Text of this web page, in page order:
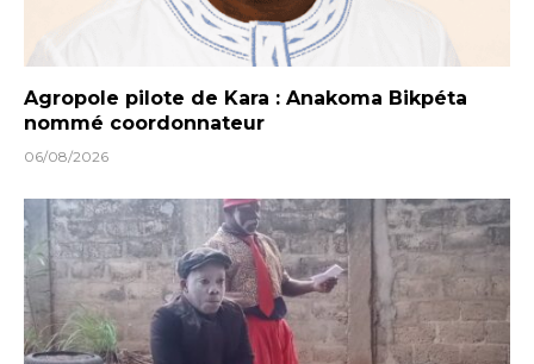
Agropole pilote de Kara : Anakoma Bikpéta
nommé coordonnateur
06/08/2026